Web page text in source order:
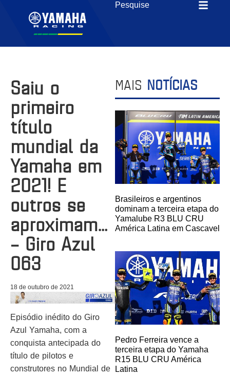
Saiu o
primeiro
título
mundial da
Yamaha em
2021! E
outros se
aproximam…
– Giro Azul
063
18 de outubro de 2021
Episódio inédito do Giro
Azul Yamaha, com a
conquista antecipada do
título de pilotos e
construtores no Mundial de
MAIS NOTÍCIAS
Brasileiros e argentinos
dominam a terceira etapa do
Yamalube R3 BLU CRU
América Latina em Cascavel
Pedro Ferreira vence a
terceira etapa do Yamaha
R15 BLU CRU América
Latina